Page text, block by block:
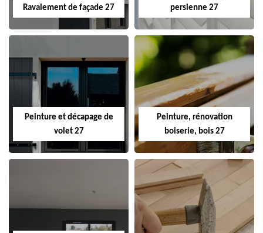
Ravalement de façade 27
persienne 27
Peinture et décapage de
volet 27
Peinture, rénovation
boiserie, bois 27